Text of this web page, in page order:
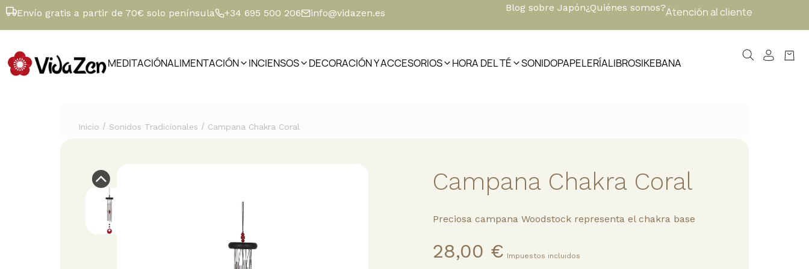
Envío gratis a partir de 70€ solo península +34 695 500 206 info@vidazen.es Blog sobre Japón¿Quiénes somos?Atención al cliente
MEDITACIÓNALIMENTACIÓN INCIENSOS DECORACIÓN Y ACCESORIOS HORA DEL TÉ SONIDOPAPELERÍALIBROSIKEBANA
Inicio / Sonidos Tradicionales / Campana Chakra Coral
Campana Chakra Coral
Preciosa campana Woodstock representa el chakra base
28,00 € Impuestos incluidos